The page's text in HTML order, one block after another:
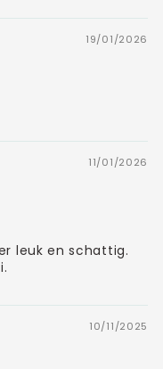
19/01/2026
11/01/2026
leuk en schattig.
10/11/2025